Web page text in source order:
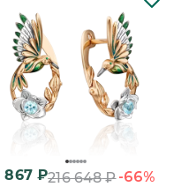
867₽216 648₽-66%